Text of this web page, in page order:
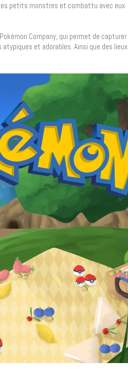
petits monstres et combattu avec
Company, qui permet de
et adorables. Ainsi que des